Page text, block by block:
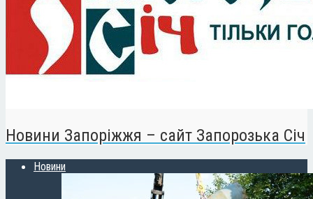
Новини Запоріжжя – сайт Запорозька Січ
Новини